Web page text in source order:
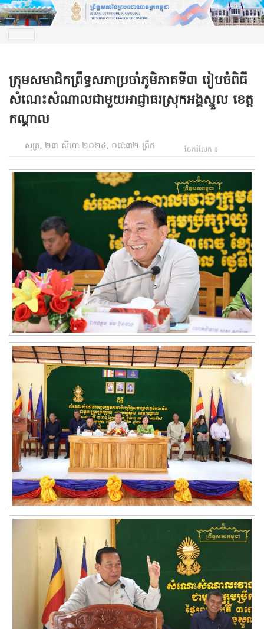
ក្រុមសមាជិកព្រឹទ្ធសភាប្រចាំភូមិភាគទី៣ រៀបចំពិធី
សំណេះសំណាលជាមួយអាជ្ញាធរស្រុកអង្គស្នួល ខេត្ត
កណ្តាល
សុក្រ, ២៣ សីហា ២០២៤, ០៧:៣២ ព្រឹក ចែករំលែក ៖